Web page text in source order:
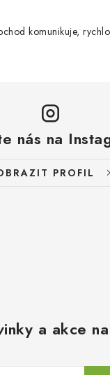
komunikuje,
nás na
PROFIL
a akce